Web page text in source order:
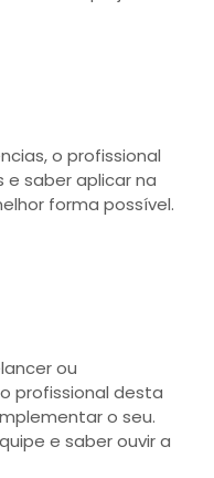
o profissional
e saber aplicar na
forma possível.
ou
profissional desta
o seu.
e saber ouvir a